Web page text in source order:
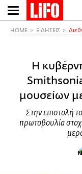
Παράκαμψη
προς
HOME ΕΙΔΗΣΕΙΣ
Η
μουσείων
Στην επιστολή
πρωτοβουλία